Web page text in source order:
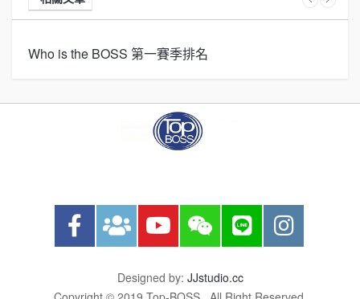
Who is the BOSS 第一賽季排名
Designed by: JJstudio.cc